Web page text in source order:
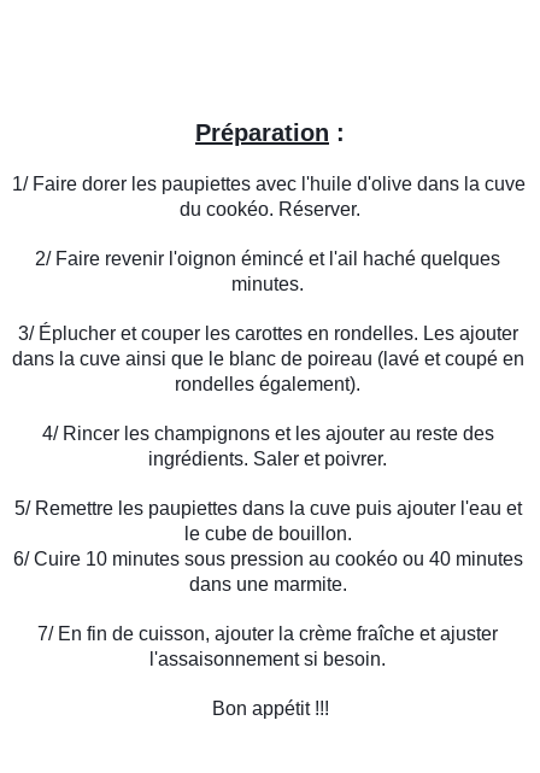
Préparation :
1/ Faire dorer les paupiettes avec l'huile d'olive dans la cuve
du cookéo. Réserver.
2/ Faire revenir l'oignon émincé et l'ail haché quelques
minutes.
3/ Éplucher et couper les carottes en rondelles. Les ajouter
dans la cuve ainsi que le blanc de poireau (lavé et coupé en
rondelles également).
4/ Rincer les champignons et les ajouter au reste des
ingrédients. Saler et poivrer.
5/ Remettre les paupiettes dans la cuve puis ajouter l'eau et
le cube de bouillon.
6/ Cuire 10 minutes sous pression au cookéo ou 40 minutes
dans une marmite.
7/ En fin de cuisson, ajouter la crème fraîche et ajuster
l'assaisonnement si besoin.
Bon appétit !!!